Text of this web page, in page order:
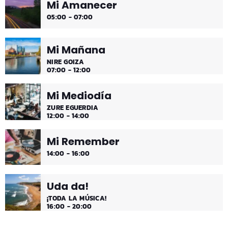
Desconecta y disfruta cada madrugada de la música
más tranquila.
Mi Amanecer
05:00 - 07:00
Mi Mañana
NIRE GOIZA
07:00 - 12:00
Mi Mediodía
ZURE EGUERDIA
12:00 - 14:00
Mi Remember
14:00 - 16:00
Uda da!
¡TODA LA MÚSICA!
16:00 - 20:00